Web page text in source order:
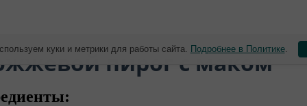
пирог с маком⠀
куки и метрики для работы сайта. Подробнее в Политике.